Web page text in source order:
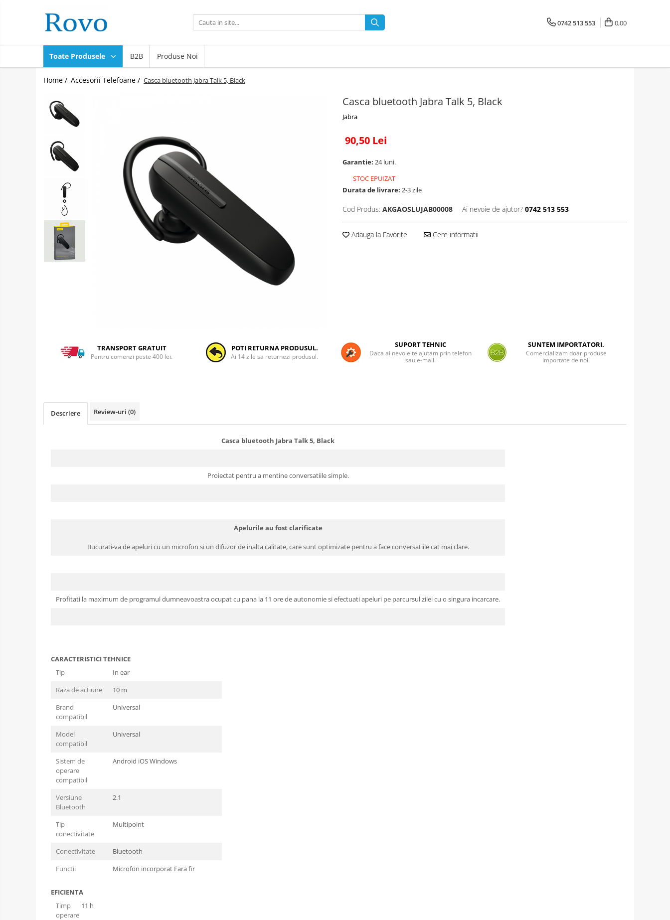
Toate Produsele
Corpuri de Iluminat
Intrerupatoare - Relee - Senzori
Prize - Prelungitoare - Sigurante
Ingrijire personala
Camere Video
Statie de incarcare masini
0742 513 553 0,00
Toate Produsele B2B Produse Noi
Home / Accesorii Telefoane / Casca bluetooth Jabra Talk 5, Black
Casca bluetooth Jabra Talk 5, Black
Jabra
90,50 Lei
Garantie: 24 luni.
STOC EPUIZAT
Durata de livrare: 2-3 zile
Cod Produs: AKGAOSLUJAB00008 Ai nevoie de ajutor? 0742 513 553
Adauga la Favorite Cere informatii
TRANSPORT GRATUIT
Pentru comenzi peste 400 lei.
POTI RETURNA PRODUSUL.
Ai 14 zile sa returnezi produsul.
SUPORT TEHNIC
Daca ai nevoie te ajutam prin telefon
sau e-mail.
SUNTEM IMPORTATORI.
Comercializam doar produse
importate de noi.
Descriere Review-uri (0)
Casca bluetooth Jabra Talk 5, Black
Proiectat pentru a mentine conversatiile simple.
Apelurile au fost clarificate
Bucurati-va de apeluri cu un microfon si un difuzor de inalta calitate, care sunt optimizate pentru a face conversatiile cat mai clare.
Profitati la maximum de programul dumneavoastra ocupat cu pana la 11 ore de autonomie si efectuati apeluri pe parcursul zilei cu o singura incarcare.
CARACTERISTICI TEHNICE
Tip
In ear
Raza de actiune
10 m
Brand
compatibil
Universal
Model
compatibil
Universal
Sistem de
operare
compatibil
Android iOS Windows
Versiune
Bluetooth
2.1
Tip
conectivitate
Multipoint
Conectivitate
Bluetooth
Functii
Microfon incorporat Fara fir
EFICIENTA
Timp
operare
11 h